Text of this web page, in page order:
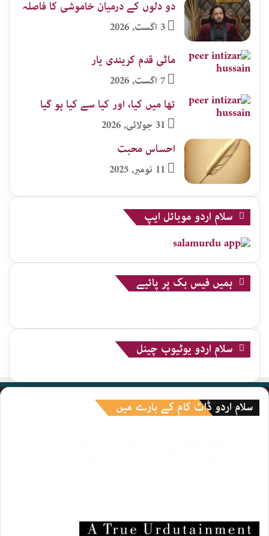
دو دلوں کے درمیان خاموشی کا فاصلہ
3 اگست, 2026
ماٹی قدم کریندی یار
7 اگست, 2026
تھا میں کیا، اور کیا سے کیا ہو گیا
31 جولائی, 2026
احساس محبت
11 نومبر, 2025
سلام اردو موبائل ایپ
ہمیں فیس بک پر پائیے
سلام اردو یوٹیوب چینل
سلام اردو ڈاٹ کام کے بارے میں